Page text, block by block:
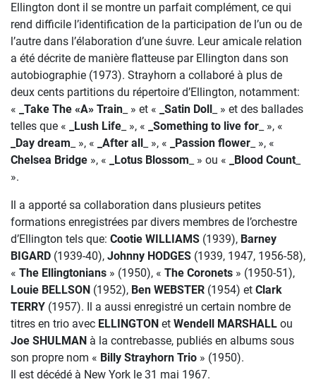
Ellington dont il se montre un parfait complément, ce qui
rend difficile l’identification de la participation de l’un ou de
l’autre dans l’élaboration d’une śuvre. Leur amicale relation
a été décrite de manière flatteuse par Ellington dans son
autobiographie (1973). Strayhorn a collaboré à plus de
deux cents partitions du répertoire d’Ellington, notamment:
«
_Take The «A» Train _ » et « _Satin Doll _ » et des ballades
telles que «
_Lush Life _ », « _Something to live for _ », «
_Day dream _ », « _After all _ », « _Passion flower _ », «
Chelsea Bridge », « _Lotus Blossom _ » ou « _Blood Count
».
Il a apporté sa collaboration dans plusieurs petites
formations enregistrées par divers membres de l’orchestre
d’Ellington tels que: Cootie WILLIAMS (1939), Barney
BIGARD (1939-40), Johnny HODGES (1939, 1947, 1956-58),
« The Ellingtonians » (1950), « The Coronets » (1950-51),
Louie BELLSON (1952), Ben WEBSTER (1954) et Clark
TERRY (1957). Il a aussi enregistré un certain nombre de
titres en trio avec ELLINGTON et Wendell MARSHALL ou
Joe SHULMAN à la contrebasse, publiés en albums sous
son propre nom « Billy Strayhorn Trio » (1950).
Il est décédé à New York le 31 mai 1967.